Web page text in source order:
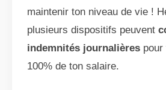
maintenir ton niveau de vie !
plusieurs dispositifs peuvent
indemnités journalières pour
100% de ton salaire.